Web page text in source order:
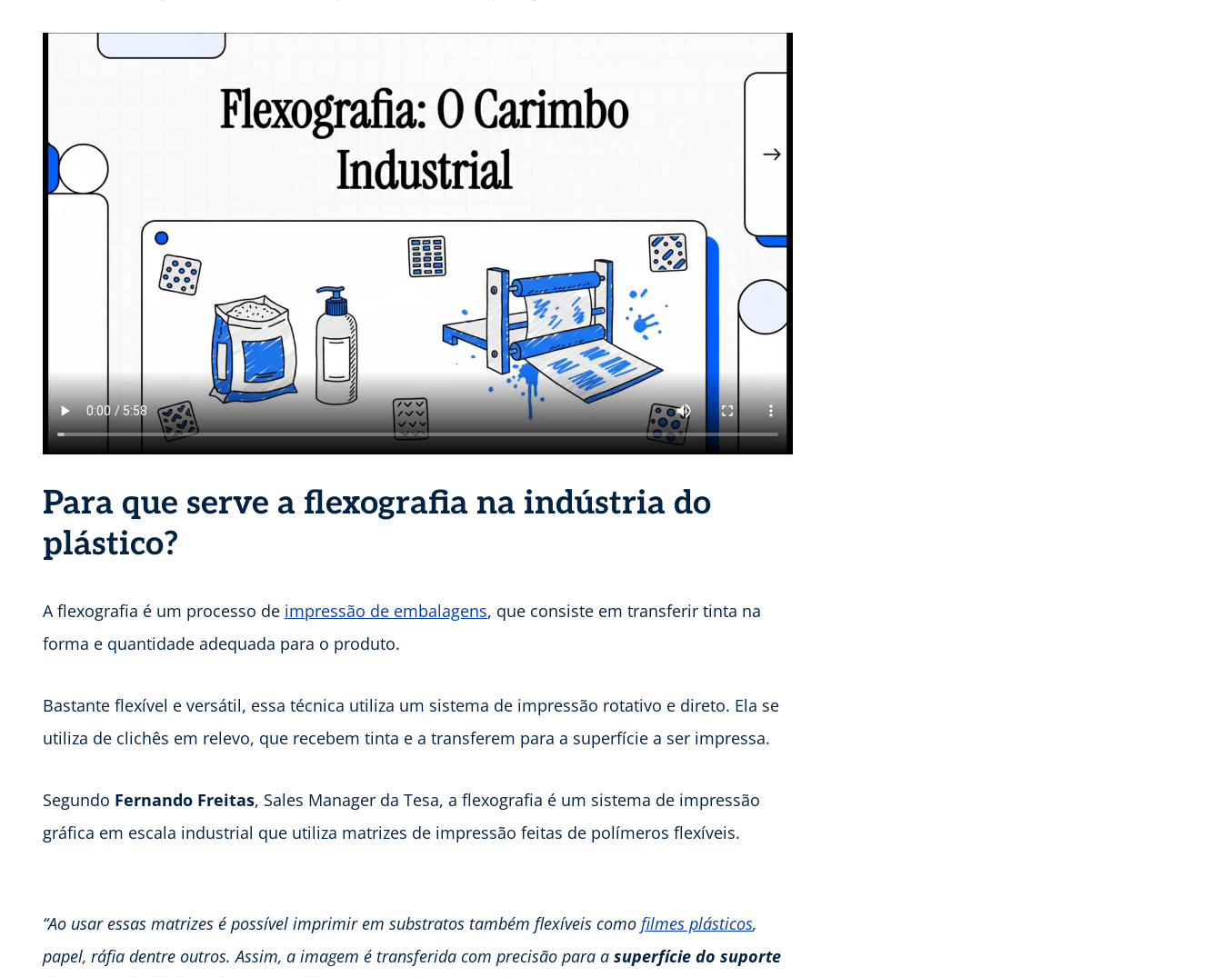
Para que serve a flexografia na indústria do
plástico?
A flexografia é um processo de impressão de embalagens, que consiste em transferir tinta na
forma e quantidade adequada para o produto.
Bastante flexível e versátil, essa técnica utiliza um sistema de impressão rotativo e direto. Ela se
utiliza de clichês em relevo, que recebem tinta e a transferem para a superfície a ser impressa.
Segundo Fernando Freitas, Sales Manager da Tesa, a flexografia é um sistema de impressão
gráfica em escala industrial que utiliza matrizes de impressão feitas de polímeros flexíveis.
“Ao usar essas matrizes é possível imprimir em substratos também flexíveis como filmes plásticos,
papel, ráfia dentre outros. Assim, a imagem é transferida com precisão para a superfície do suporte